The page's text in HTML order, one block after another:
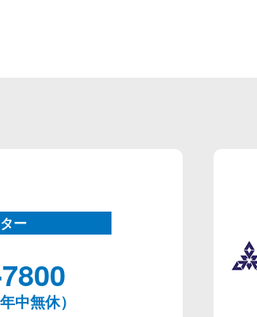
ー
中無休）